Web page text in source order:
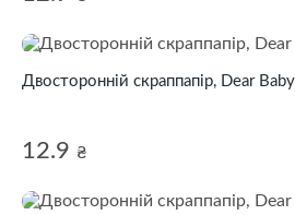
Двосторонній скраппапір, Dear
12.9 ₴